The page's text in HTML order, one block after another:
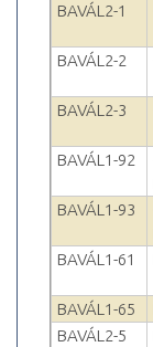
BAVÁL2-1
BAVÁL2-2
BAVÁL2-3
BAVÁL1-92
BAVÁL1-93
BAVÁL1-61
BAVÁL1-65
BAVÁL2-5